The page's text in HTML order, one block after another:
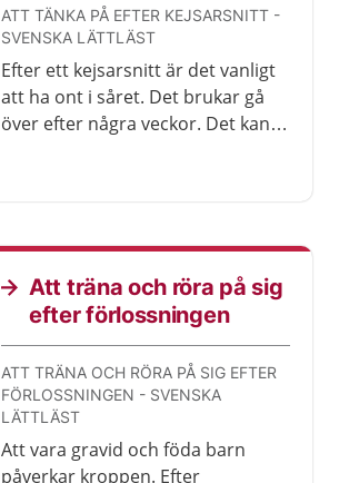
ATT TÄNKA PÅ EFTER KEJSARSNITT -
SVENSKA LÄTTLÄST
Efter ett kejsarsnitt är det vanligt
att ha ont i såret. Det brukar gå
över efter några veckor. Det kan
Att träna och röra på sig
efter förlossningen
ATT TRÄNA OCH RÖRA PÅ SIG EFTER
FÖRLOSSNINGEN - SVENSKA
LÄTTLÄST
Att vara gravid och föda barn
påverkar kroppen. Efter